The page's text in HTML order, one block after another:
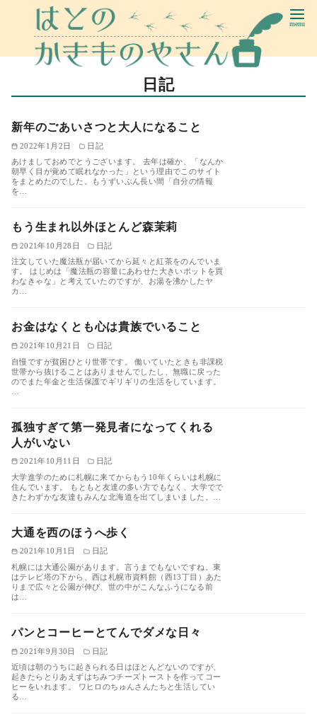
日記
新年のごあいさつと大人になること
2022年1月2日
日記
あけましておめでとうございます。 去年は確か、「なんか
朝早く目が覚めて眠れなかった」という理由でこのサイト
をまとめたのでした。もうずいぶん長い間「自分の情報
を…
もう生まれ以外ほとんど森茉莉
2021年10月28日
日記
注文していた魔法瓶が届いてから延々と紅茶をのんでいま
す。 はじめは「魔法瓶の容量にあわせた大きいポットを買
わなきゃな」と考えていたのですが、お湯を沸かしたヤ
カ…
お金はなくとも心は貴族でいること
2021年10月21日
日記
自慢ですが貧困ひとり世帯です。 働いていたときも非課税
世帯から抜けることはありませんでしたし、無職に戻った
のでまた年金と生活保護でギリギリの生活をしています。
孤独すぎて第一発見者になってくれる
人がいない
2021年10月11日
日記
大学進学のために札幌に来てからもう10年くらいは札幌に
住んでいます。 もともと友達の多い方でもなく、大学でで
きたわずかな友達もみんな北海道を出てしまいました。…
大通を西のほうへ歩く
2021年10月1日
日記
札幌には大通公園があります。言うまでもないですね。東
はテレビ塔の下から、西は札幌市資料館（西13丁目）あた
りまで広々と公園が伸び、世の中がこんなふうになる前
は…
パンとコーヒーとてんでダメな日々
2021年9月30日
日記
近頃は朝のうちに起きられる日はほとんどないのですが、
起きたらとりあえずはちみつチーズトーストを作ってコー
ヒーをいれます。 ワヒロのちゅんさんたちと生活してい
る…